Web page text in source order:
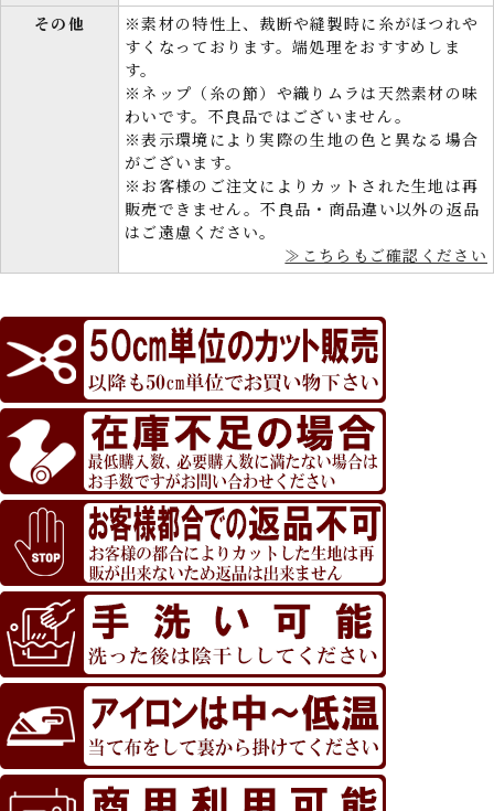
その他
※素材の特性上、裁断や縫製時に糸がほつれや
すくなっております。端処理をおすすめしま
す。
※ネップ（糸の節）や織りムラは天然素材の味
わいです。不良品ではございません。
※表示環境により実際の生地の色と異なる場合
がございます。
※お客様のご注文によりカットされた生地は再
販売できません。不良品・商品違い以外の返品
はご遠慮ください。
≫こちらもご確認ください